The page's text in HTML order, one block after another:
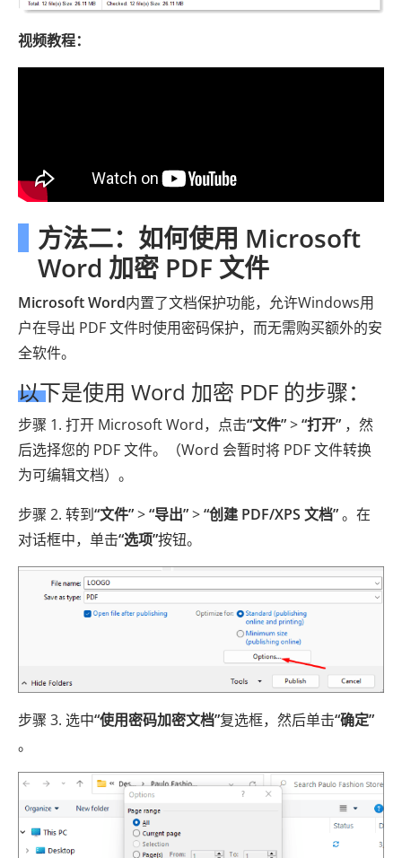
视频教程：
方法二：如何使用 Microsoft
Word 加密 PDF 文件
Microsoft Word内置了文档保护功能，允许Windows用
户在导出 PDF 文件时使用密码保护，而无需购买额外的安
全软件。
以下是使用 Word 加密 PDF 的步骤：
步骤 1. 打开 Microsoft Word，点击“文件”>“打开” ，然
后选择您的 PDF 文件。（Word 会暂时将 PDF 文件转换
为可编辑文档）。
步骤 2. 转到“文件”>“导出”>“创建 PDF/XPS 文档”。在
对话框中，单击“选项”按钮。
步骤 3. 选中“使用密码加密文档”复选框，然后单击“确定”
。